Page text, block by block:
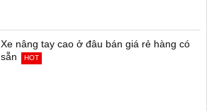
Xe nâng tay cao ở đâu bán giá rẻ hàng có
sẵn
HOT